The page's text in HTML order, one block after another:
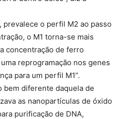
prevalece o perfil M2 ao passo
o M1 torna-se mais
concentração de ferro
reprogramação nos genes
para um perfil M1”.
bem diferente daquela de
as nanopartículas de óxido
purificação de DNA,